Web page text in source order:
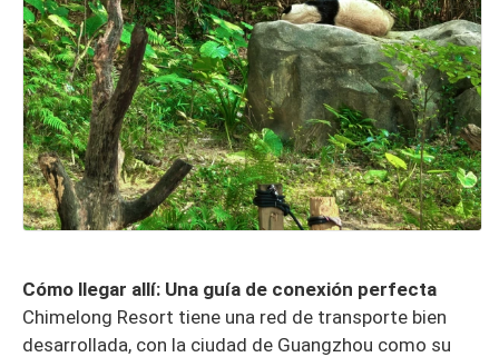
Cómo llegar allí: Una guía de conexión perfecta
Chimelong Resort tiene una red de transporte bien
desarrollada, con la ciudad de Guangzhou como su